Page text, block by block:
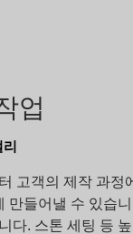
업
고객의 제작 과정
들어낼 수 있습
다. 스톤 세팅 등